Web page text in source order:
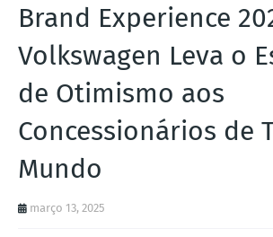
Brand Experience
Volkswagen Leva o
de Otimismo aos
Concessionários de
Mundo
março 13, 2025